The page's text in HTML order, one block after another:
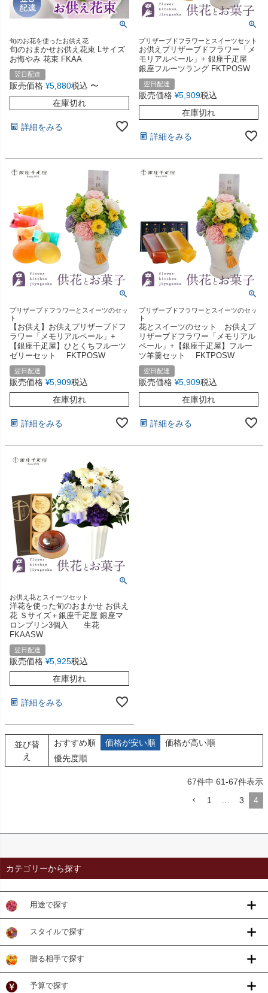
旬のお花を使ったお供え花
旬のおまかせお供え花束 Lサイズ
お悔やみ 花束 FKAA
翌日配達
販売価格 ¥5,880税込 〜
在庫切れ
詳細をみる
プリザーブドフラワーとスイーツセット
お供えプリザーブドフラワー「メ
モリアルペール」+ 銀座千疋屋
銀座フルーツラング FKTPOSW
翌日配達
販売価格 ¥5,909税込
在庫切れ
詳細をみる
プリザーブドフラワーとスイーツのセッ
ト
【お供え】お供えプリザーブドフ
ラワー「メモリアルペール」+
【銀座千疋屋】ひとくちフルーツ
ゼリーセット FKTPOSW
翌日配達
販売価格 ¥5,909税込
在庫切れ
詳細をみる
プリザーブドフラワーとスイーツのセッ
ト
花とスイーツのセット お供えプ
リザーブドフラワー「メモリアル
ペール」+【銀座千疋屋】フルー
ツ羊羹セット FKTPOSW
翌日配達
販売価格 ¥5,909税込
在庫切れ
詳細をみる
お供え花とスイーツセット
洋花を使った旬のおまかせ お供え
花 Ｓサイズ＋銀座千疋屋 銀座マ
ロンプリン3個入 生花
FKAASW
翌日配達
販売価格 ¥5,925税込
在庫切れ
詳細をみる
並び替
え
おすすめ順 価格が安い順
価格が高い順
優先度順
67件中 61-67件表示
1
3 4
カテゴリーから探す
用途で探す
スタイルで探す
贈る相手で探す
予算で探す